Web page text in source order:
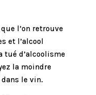
l’on retrouve
et l’alcool
tué d’alcoolisme
la moindre
le vin.